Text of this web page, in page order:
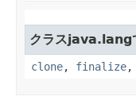
クラスjava.lang
clone, finalize,